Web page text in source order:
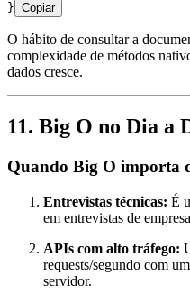
} Copiar
O hábito de consultar a
complexidade de métodos
dados cresce.
11. Big O no Dia a
Quando Big O importa
Entrevistas técnicas: É
em entrevistas de
APIs com alto tráfego:
requests/segundo com
servidor.